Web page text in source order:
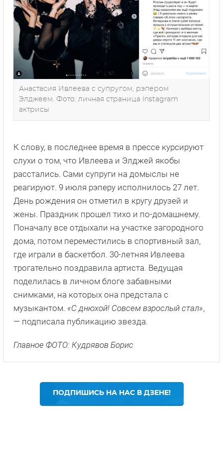
Анастасия Ивлеева с супругом, рэпером
Элджеем. Фото: личная страница Instagram
актрисы
К слову, в последнее время в прессе курсируют
слухи о том, что Ивлеева и Элджей якобы
расстались. Сами супруги на домыслы не
реагируют. 9 июля рэперу исполнилось 27 лет.
День рождения он отметил в кругу друзей и
жены. Праздник прошел тихо и по-домашнему.
Поначалу все отдыхали на участке загородного
дома, потом переместились в спортивный зал,
где играли в баскетбол. 30-летняя Ивлеева
трогательно поздравила артиста. Ведущая
поделилась в личном блоге забавными
снимками, на которых она предстала с
музыкантом. «С днюхой! Совсем взрослый стал»,
— подписала публикацию звезда.
Главное ФОТО: Кудрявов Борис
ПОДПИШИСЬ НА НАС В ДЗЕНЕ!